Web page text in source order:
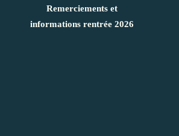
Remerciements et
informations rentrée 2026